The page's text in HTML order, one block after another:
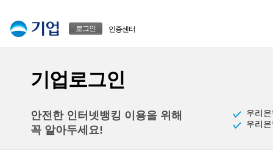
로그인 인증센터
기업로그인
안전한 인터넷뱅킹 이용을 위해
꼭 알아두세요!
우리
우리